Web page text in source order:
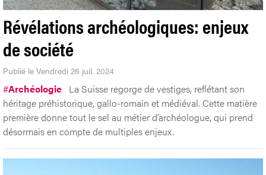
Révélations archéologiques: enjeux
de société
Publié le Vendredi 26 juil. 2024
#Archéologie La Suisse regorge de vestiges, reflétant son
héritage préhistorique, gallo-romain et médiéval. Cette matière
première donne tout le sel au métier d’archéologue, qui prend
désormais en compte de multiples enjeux.